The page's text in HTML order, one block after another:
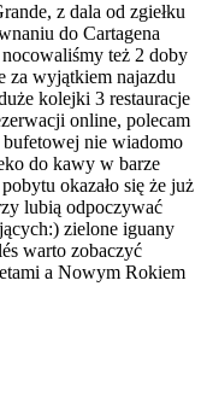
z dala od zgiełku
do Cartagena
też 2 doby
za wyjątkiem najazdu
kolejki 3 restauracje
online, polecam
nie wiadomo
do kawy w barze
okazało się że już
lubią odpoczywać
zielone iguany
warto zobaczyć
a Nowym Rokiem